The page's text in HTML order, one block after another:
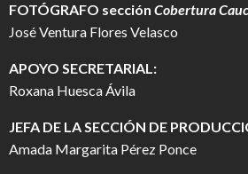
FOTÓGRAFO sección Cobertura
José Ventura Flores Velasco
APOYO SECRETARIAL:
Roxana Huesca Ávila
JEFA DE LA SECCIÓN DE
Amada Margarita Pérez Ponce